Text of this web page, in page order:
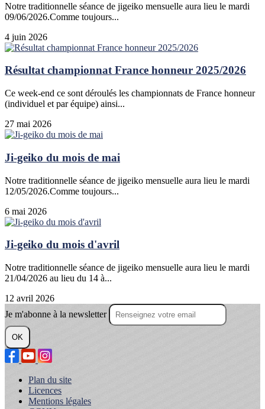
Notre traditionnelle séance de jigeiko mensuelle aura lieu le mardi
09/06/2026.Comme toujours...
4 juin 2026
Résultat championnat France honneur 2025/2026
Ce week-end ce sont déroulés les championnats de France honneur
(individuel et par équipe) ainsi...
27 mai 2026
Ji-geiko du mois de mai
Notre traditionnelle séance de jigeiko mensuelle aura lieu le mardi
12/05/2026.Comme toujours...
6 mai 2026
Ji-geiko du mois d'avril
Notre traditionnelle séance de jigeiko mensuelle aura lieu le mardi
21/04/2026 au lieu du 14 à...
12 avril 2026
Je m'abonne à la newsletter
OK
Plan du site
Licences
Mentions légales